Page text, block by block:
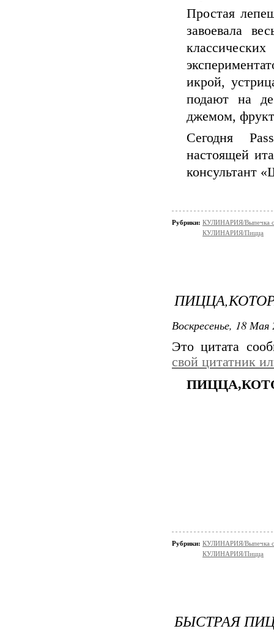
Простая
завоевала
икрой,
подают на
джемом,
Сегодня
настоящей
консультант
Рубрики: КУЛИНАРИЯ/Выпечка
КУЛИНАРИЯ/Пицца
Воскресенье, 18
Это цитата
свой цитатник
Рубрики: КУЛИНАРИЯ/Выпечка
КУЛИНАРИЯ/Пицца
БЫСТРАЯ